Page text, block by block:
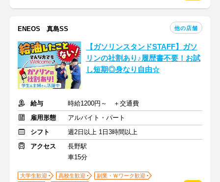
ENEOS 真島SS 他の店舗
【ガソリンスタンドSTAFF】ガソ
リンの社割あり♪履歴書不要！お試
し短期◎身なり自由☆
給与
時給1200円～ ＋交通費
雇用形態
アルバイト・パート
シフト
週2日以上 1日3時間以上
アクセス
長野駅
車15分
大学生歓迎 高校生歓迎
副業・Ｗワーク歓迎